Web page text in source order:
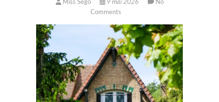
Comments